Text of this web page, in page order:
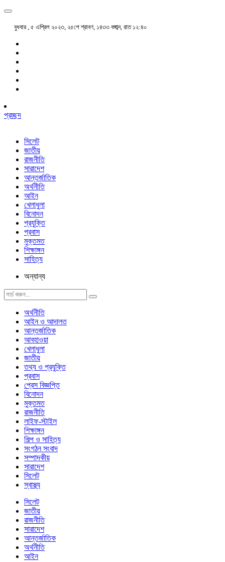
বুধবার , ৫ এপ্রিল ২০২৩, ২৫শে শ্রাবণ, ১৪৩৩ বঙ্গাব্দ, রাত ১২:৪০
প্রচ্ছদ
সিলেট
জাতীয়
রাজনীতি
সারাদেশ
আন্তর্জাতিক
অর্থনীতি
আইন
খেলাধুলা
বিনোদন
প্রযুক্তি
প্রবাস
মুক্তমত
শিক্ষাঙ্গন
সাহিত্য
অন্যান্য
অর্থনীতি
আইন ও আদালত
আন্তর্জাতিক
আবহাওয়া
খেলাধুলা
জাতীয়
তথ্য ও প্রযুক্তি
প্রবাস
প্রেস বিজ্ঞপ্তি
বিনোদন
মুক্তমত
রাজনীতি
লাইফ-স্টাইল
শিক্ষাঙ্গন
শিল্প ও সাহিত্য
সংগঠন সংবাদ
সম্পাদকীয়
সারাদেশ
সিলেট
স্বাস্থ্য
সিলেট
জাতীয়
রাজনীতি
সারাদেশ
আন্তর্জাতিক
অর্থনীতি
আইন